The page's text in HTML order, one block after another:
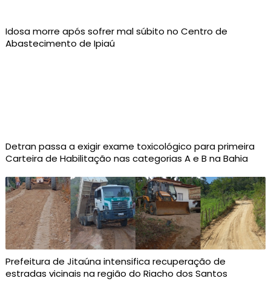
Idosa morre após sofrer mal súbito no Centro de
Abastecimento de Ipiaú
Detran passa a exigir exame toxicológico para primeira
Carteira de Habilitação nas categorias A e B na Bahia
Prefeitura de Jitaúna intensifica recuperação de
estradas vicinais na região do Riacho dos Santos